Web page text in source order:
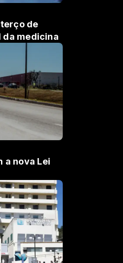
de
da medicina
a nova Lei